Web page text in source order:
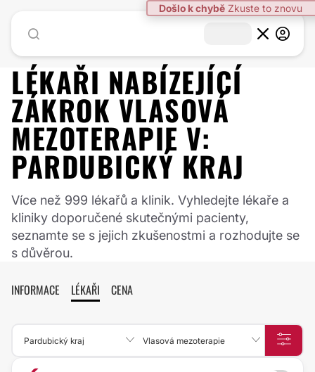
LÉKAŘI NABÍZEJÍCÍ
ZÁKROK VLASOVÁ
MEZOTERAPIE V:
PARDUBICKÝ KRAJ
Více než 999 lékařů a klinik. Vyhledejte lékaře a
kliniky doporučené skutečnými pacienty,
seznamte se s jejich zkušenostmi a rozhodujte se
s důvěrou.
INFORMACE LÉKAŘI CENA
Pardubický kraj Vlasová mezoterapie